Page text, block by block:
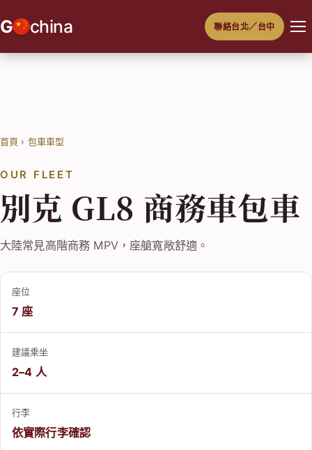
至
G china 聯絡台北／台中
首頁 › 包車車型
OUR FLEET
別克 GL8 商務車包車
大陸常見高階商務 MPV，座艙寬敞舒適。
座位
7 座
建議乘坐
2–4 人
行李
依實際行李確認